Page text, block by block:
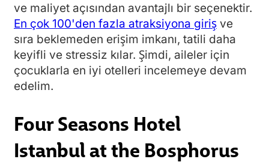
ve maliyet açısından avantajlı bir seçenektir.
En çok 100'den fazla atraksiyona giriş ve
sıra beklemeden erişim imkanı, tatili daha
keyifli ve stressiz kılar. Şimdi, aileler için
çocuklarla en iyi otelleri incelemeye devam
edelim.
Four Seasons Hotel
Istanbul at the Bosphorus